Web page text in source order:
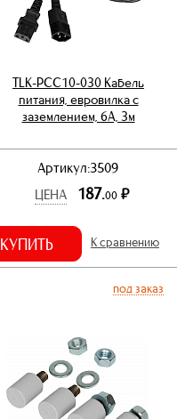
TLK-PCC10-030 Кабель
питания, евровилка с
заземлением, 6А, 3м
Артикул:3509
ЦЕНА
187.00 р.
КУПИТЬ К сравнению
под заказ